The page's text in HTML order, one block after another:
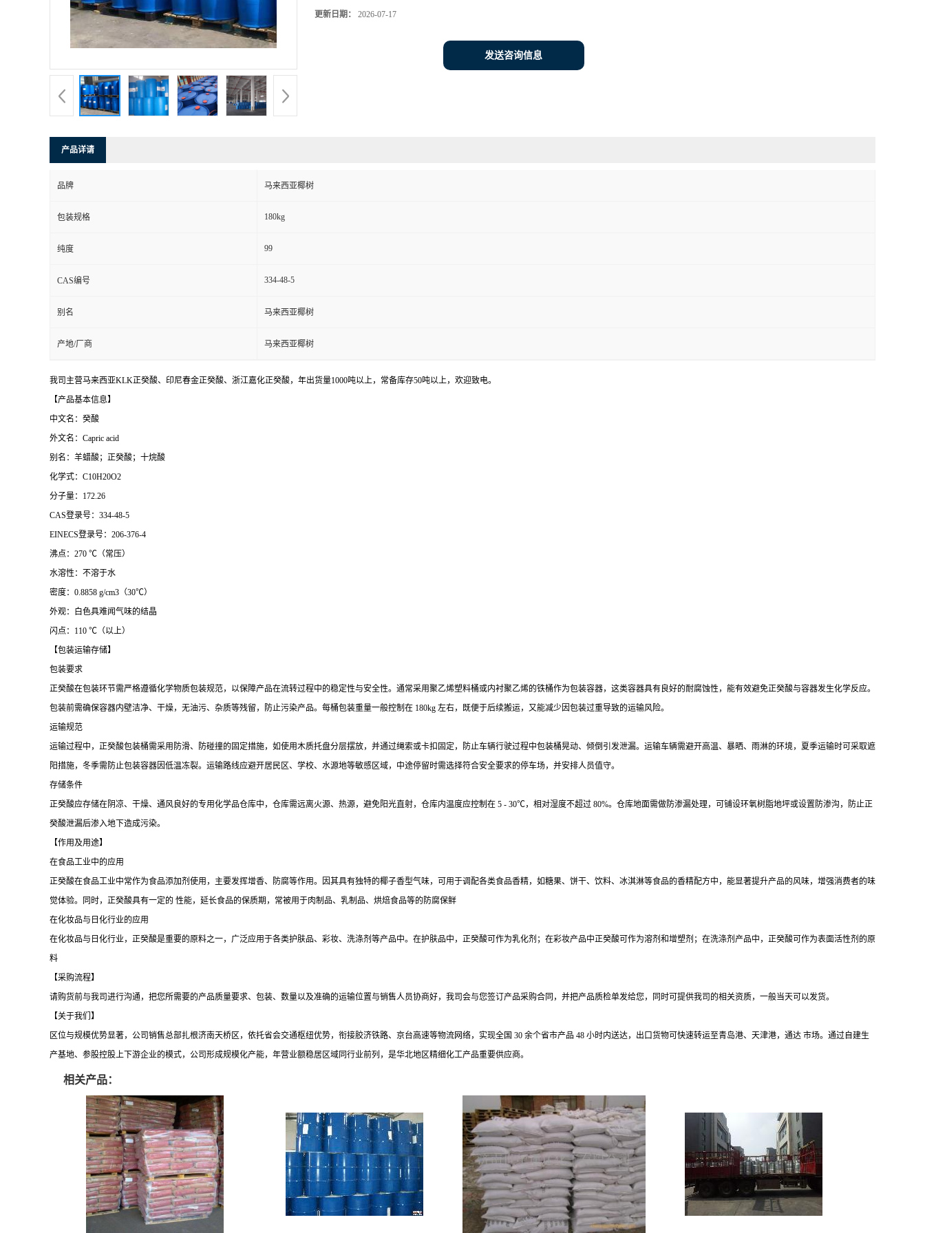
更新日期： 2026-07-17
发送咨询信息
产品详请
品牌 马来西亚椰树
包装规格 180kg
纯度 99
CAS编号 334-48-5
别名 马来西亚椰树
产地/厂商 马来西亚椰树
我司主营马来西亚KLK正癸酸、印尼春金正癸酸、浙江嘉化正癸酸，年出货量1000吨以上，常备库存50吨以上，欢迎致电。
【产品基本信息】
中文名：癸酸
外文名：Capric acid
别名：羊蜡酸；正癸酸；十烷酸
化学式：C10H20O2
分子量：172.26
CAS登录号：334-48-5
EINECS登录号：206-376-4
沸点：270 ℃（常压）
水溶性：不溶于水
密度：0.8858 g/cm3（30℃）
外观：白色具难闻气味的结晶
闪点：110 ℃（以上）
【包装运输存储】
包装要求
正癸酸在包装环节需严格遵循化学物质包装规范，以保障产品在流转过程中的稳定性与安全性。通常采用聚乙烯塑料桶或内衬聚乙烯的铁桶作为包装容器，这类容器具有良好的耐腐蚀性，能有效避免正癸酸与容器发生化学反应。
包装前需确保容器内壁洁净、干燥，无油污、杂质等残留，防止污染产品。每桶包装重量一般控制在 180kg 左右，既便于后续搬运，又能减少因包装过重导致的运输风险。
运输规范
运输过程中，正癸酸包装桶需采用防滑、防碰撞的固定措施，如使用木质托盘分层摆放，并通过绳索或卡扣固定，防止车辆行驶过程中包装桶晃动、倾倒引发泄漏。运输车辆需避开高温、暴晒、雨淋的环境，夏季运输时可采取遮
阳措施，冬季需防止包装容器因低温冻裂。运输路线应避开居民区、学校、水源地等敏感区域，中途停留时需选择符合安全要求的停车场，并安排人员值守。
存储条件
正癸酸应存储在阴凉、干燥、通风良好的专用化学品仓库中，仓库需远离火源、热源，避免阳光直射，仓库内温度应控制在 5 - 30℃，相对湿度不超过 80%。仓库地面需做防渗漏处理，可铺设环氧树脂地坪或设置防渗沟，防止正
癸酸泄漏后渗入地下造成污染。
【作用及用途】
在食品工业中的应用
正癸酸在食品工业中常作为食品添加剂使用，主要发挥增香、防腐等作用。因其具有独特的椰子香型气味，可用于调配各类食品香精，如糖果、饼干、饮料、冰淇淋等食品的香精配方中，能显著提升产品的风味，增强消费者的味
觉体验。同时，正癸酸具有一定的 性能，延长食品的保质期，常被用于肉制品、乳制品、烘焙食品等的防腐保鲜
在化妆品与日化行业的应用
在化妆品与日化行业，正癸酸是重要的原料之一，广泛应用于各类护肤品、彩妆、洗涤剂等产品中。在护肤品中，正癸酸可作为乳化剂；在彩妆产品中正癸酸可作为溶剂和增塑剂；在洗涤剂产品中，正癸酸可作为表面活性剂的原
料
【采购流程】
请购货前与我司进行沟通，把您所需要的产品质量要求、包装、数量以及准确的运输位置与销售人员协商好，我司会与您签订产品采购合同，并把产品质检单发给您，同时可提供我司的相关资质，一般当天可以发货。
【关于我们】
区位与规模优势显著， 公司销售总部扎根济南天桥区，依托省会交通枢纽优势，衔接胶济铁路、京台高速等物流网络，实现全国 30 余个省市产品 48 小时内送达，出口货物可快速转运至青岛港、天津港，通达 市场。通过自建生
产基地、参股控股上下游企业的模式，公司形成规模化产能，年营业额稳居区域同行业前列，是华北地区精细化工产品重要供应商。
相关产品：